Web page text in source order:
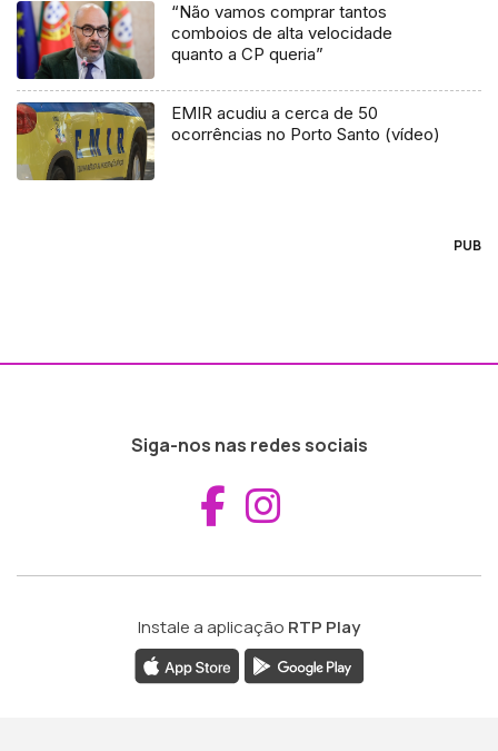
“Não vamos comprar tantos
comboios de alta velocidade
quanto a CP queria”
EMIR acudiu a cerca de 50
ocorrências no Porto Santo (vídeo)
PUB
Siga-nos nas redes sociais
Aceder ao
Instale a aplicação RTP Play